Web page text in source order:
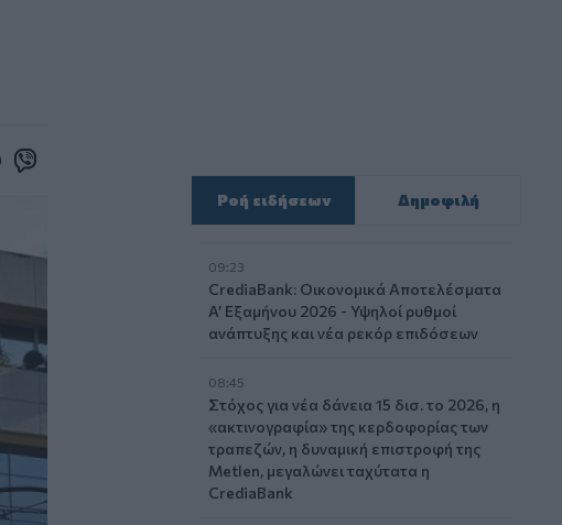
Ροή ειδήσεων Δημοφιλή
09:23
CrediaBank: Οικονομικά Αποτελέσματα
A’ Εξαμήνου 2026 - Υψηλοί ρυθμοί
ανάπτυξης και νέα ρεκόρ επιδόσεων
08:45
Στόχος για νέα δάνεια 15 δισ. το 2026, η
«ακτινογραφία» της κερδοφορίας των
τραπεζών, η δυναμική επιστροφή της
Metlen, μεγαλώνει ταχύτατα η
CrediaBank